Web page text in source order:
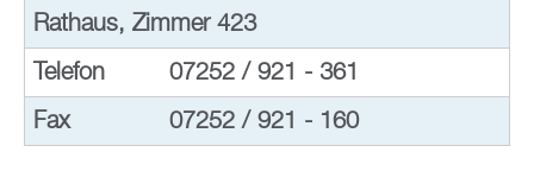
Rathaus, Zimmer 423
Telefon 07252 / 921 - 361
Fax 07252 / 921 - 160